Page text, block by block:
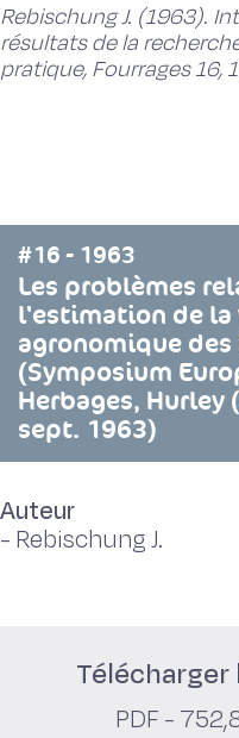
Rebischung J. (1963).
résultats de la
pratique, Fourrages 16,
#16 - 1963
Les problèmes
l'estimation de la
agronomique des
(Symposium
Herbages, Hurley
sept. 1963)
Auteur
- Rebischung J.
PDF -